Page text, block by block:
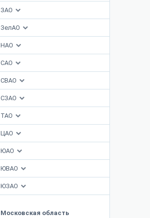
ЗАО
ЗелАО
НАО
САО
СВАО
СЗАО
ТАО
ЦАО
ЮАО
ЮВАО
ЮЗАО
Московская область